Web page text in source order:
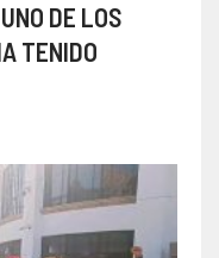
DE LOS
TENIDO